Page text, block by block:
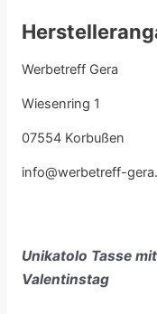
Werbetreff Gera
Wiesenring 1
07554 Korbußen
info@werbetreff-
Unikatolo Tasse
Valentinstag